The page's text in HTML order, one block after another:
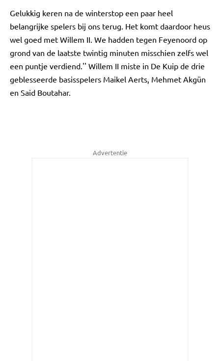
Gelukkig keren na de winterstop een paar heel
belangrijke spelers bij ons terug. Het komt daardoor heus
wel goed met Willem II. We hadden tegen Feyenoord op
grond van de laatste twintig minuten misschien zelfs wel
een puntje verdiend.'' Willem II miste in De Kuip de drie
geblesseerde basisspelers Maikel Aerts, Mehmet Akgün
en Said Boutahar.
Advertentie